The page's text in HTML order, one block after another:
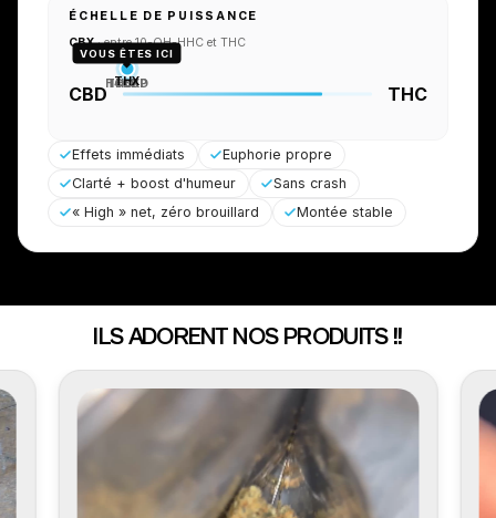
ÉCHELLE DE PUISSANCE
CBX· entre 10-OH-HHC et THC
CBDH4CBD
THC-P
CBX
VOUS ÊTES ICI
THX
THC
Effets immédiats
Euphorie propre
Clarté + boost d'humeur
Sans crash
« High » net, zéro brouillard
Montée stable
ILS ADORENT NOS PRODUITS !!